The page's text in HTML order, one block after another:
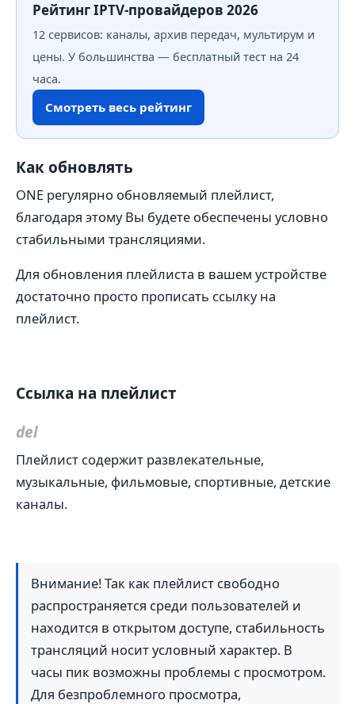
Рейтинг IPTV-провайдеров 2026
12 сервисов: каналы, архив передач, мультирум и
цены. У большинства — бесплатный тест на 24
часа.
Смотреть весь рейтинг
Как обновлять
ONE регулярно обновляемый плейлист,
благодаря этому Вы будете обеспечены условно
стабильными трансляциями.
Для обновления плейлиста в вашем устройстве
достаточно просто прописать ссылку на
плейлист.
Ссылка на плейлист
del
Плейлист содержит развлекательные,
музыкальные, фильмовые, спортивные, детские
каналы.
Внимание! Так как плейлист свободно
распространяется среди пользователей и
находится в открытом доступе, стабильность
трансляций носит условный характер. В
часы пик возможны проблемы с просмотром.
Для безпроблемного просмотра,